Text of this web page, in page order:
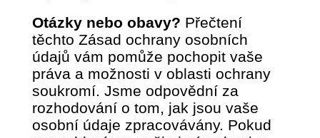
Otázky nebo obavy? Přečtení
těchto Zásad ochrany osobních
údajů vám pomůže pochopit vaše
práva a možnosti v oblasti ochrany
soukromí. Jsme odpovědní za
rozhodování o tom, jak jsou vaše
osobní údaje zpracovávány. Pokud